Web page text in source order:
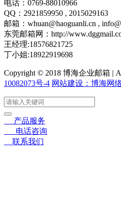
电话：0769-88010966
QQ：2921859950 , 2015029163
邮箱：whuan@haoguanli.cn ,
东莞邮箱网：http://
王经理:18576821725
丁小姐:18922919698
Copyright © 2018 博海企业邮箱 |
10082073号-4 网站建设：博海网
产品服务
电话咨询
联系我们